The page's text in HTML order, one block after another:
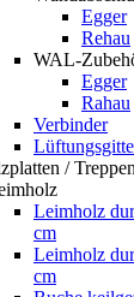
Egger
Rehau
WAL-
Egger
Rahau
Verbinder
/
Leimholz
cm
Leimholz
cm